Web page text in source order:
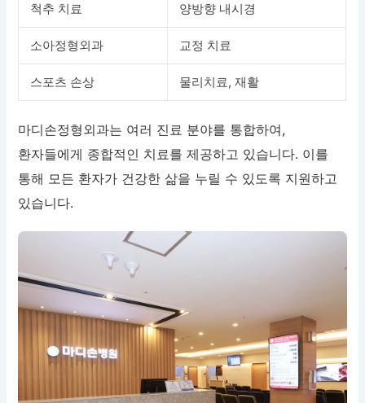
척추 치료 양방향 내시경
소아정형외과 교정 치료
스포츠 손상 물리치료, 재활
마디손정형외과는 여러 진료 분야를 통합하여,
환자들에게 종합적인 치료를 제공하고 있습니다. 이를
통해 모든 환자가 건강한 삶을 누릴 수 있도록 지원하고
있습니다.